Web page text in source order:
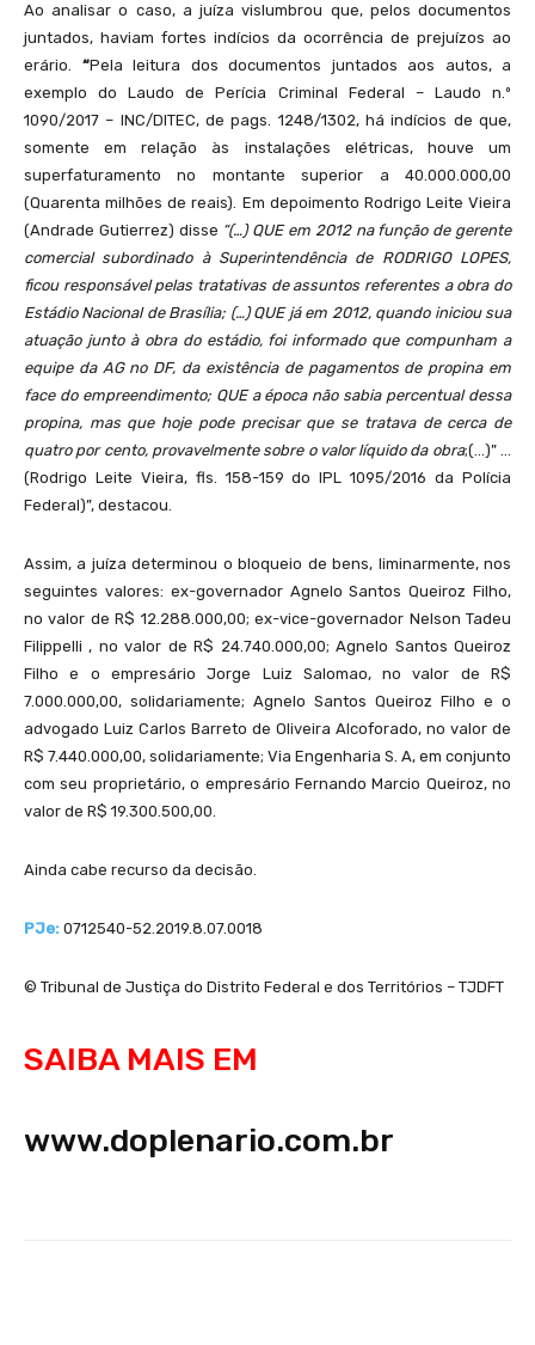
Ao analisar o caso, a juíza vislumbrou que, pelos documentos
juntados, haviam fortes indícios da ocorrência de prejuízos ao
erário. “Pela leitura dos documentos juntados aos autos, a
exemplo do Laudo de Perícia Criminal Federal – Laudo n.º
1090/2017 – INC/DITEC, de pags. 1248/1302, há indícios de que,
somente em relação às instalações elétricas, houve um
superfaturamento no montante superior a 40.000.000,00
(Quarenta milhões de reais). Em depoimento Rodrigo Leite Vieira
(Andrade Gutierrez) disse “(…) QUE em 2012 na função de gerente
comercial subordinado à Superintendência de RODRIGO LOPES,
ficou responsável pelas tratativas de assuntos referentes a obra do
Estádio Nacional de Brasília; (…) QUE já em 2012, quando iniciou sua
atuação junto à obra do estádio, foi informado que compunham a
equipe da AG no DF, da existência de pagamentos de propina em
face do empreendimento; QUE a época não sabia percentual dessa
propina, mas que hoje pode precisar que se tratava de cerca de
quatro por cento, provavelmente sobre o valor líquido da obra;(…)” …
(Rodrigo Leite Vieira, fls. 158-159 do IPL 1095/2016 da Polícia
Federal)”, destacou.
Assim, a juíza determinou o bloqueio de bens, liminarmente, nos
seguintes valores: ex-governador Agnelo Santos Queiroz Filho,
no valor de R$ 12.288.000,00; ex-vice-governador Nelson Tadeu
Filippelli , no valor de R$ 24.740.000,00; Agnelo Santos Queiroz
Filho e o empresário Jorge Luiz Salomao, no valor de R$
7.000.000,00, solidariamente; Agnelo Santos Queiroz Filho e o
advogado Luiz Carlos Barreto de Oliveira Alcoforado, no valor de
R$ 7.440.000,00, solidariamente; Via Engenharia S. A, em conjunto
com seu proprietário, o empresário Fernando Marcio Queiroz, no
valor de R$ 19.300.500,00.
Ainda cabe recurso da decisão.
PJe: 0712540-52.2019.8.07.0018
© Tribunal de Justiça do Distrito Federal e dos Territórios – TJDFT
SAIBA MAIS EM
www.doplenario.com.br